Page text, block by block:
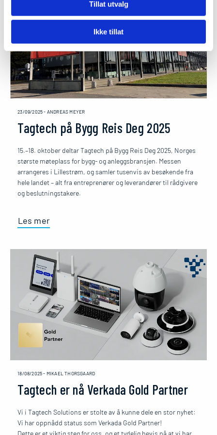
Tillat utvalg
Ikke tillat
23/09/2025 - ANDREAS MEYER
Tagtech på Bygg Reis Deg 2025
15.–18. oktober deltar Tagtech på Bygg Reis Deg 2025, Norges
største møteplass for bygg- og anleggsbransjen. Messen
arrangeres i Lillestrøm, og samler tusenvis av besøkende fra
hele landet – alt fra entreprenører og leverandører til rådgivere
og beslutningstakere.
Les mer
18/08/2025 - MIKAEL THORSGAARD
Tagtech er nå Verkada Gold Partner
Vi i Tagtech Solutions er stolte av å kunne dele en stor nyhet:
Vi har oppnådd status som Verkada Gold Partner!
Dette er et viktig steg for oss, og et tydelig bevis på at vi har